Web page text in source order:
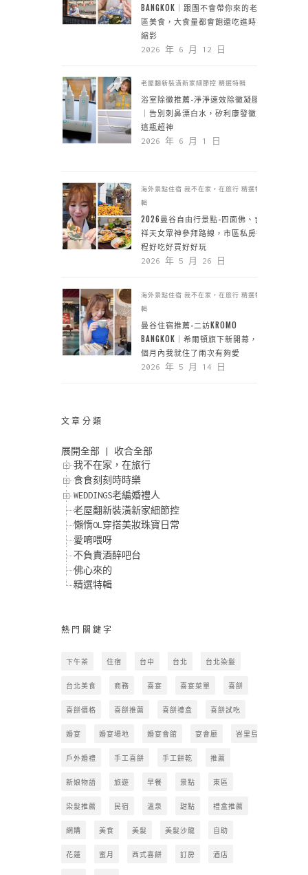
BANGKOK｜跟團不會帶你來的老城
區美食，大食量都會飽還吃進時空
縮影
2026 年 6 月 12 日
老屋翻新裝潢新家細節控 精選特輯
浴室除黴推薦-淨淨速效除黴凝膠
｜告別刺鼻漂白水，矽利康發黴靠
這瓶超神
2026 年 6 月 1 日
海外景點住宿 我不在家，在旅行 精選特
輯
2026曼谷自由行景點-四面佛、吉
祥天女眾神參拜路線，市區私房行
程好吃好買好好玩
2026 年 5 月 26 日
海外景點住宿 我不在家，在旅行 精選特
輯
曼谷住宿推薦-二訪KROMO
BANGKOK｜希爾頓旗下新開幕，一
個月內我就住了兩次有夠愛
2026 年 5 月 14 日
文章分類
展開全部
收合全部
我不在家，在旅行
食食刻刻時時樂
WEDDINGS老編婚禮人
老屋翻新裝潢新家細節控
懶惰OL穿搭美妝珠寶日常
愛唷喂呀
不負責酒醉吧台
佛心來的
精選特輯
熱門關鍵字
下午茶 住宿 台中 台北 台北染髮
台北美食 商務 喜宴 喜宴菜單 喜餅
喜餅價格 喜餅推薦 喜餅禮盒 喜餅試吃
婚宴 婚宴場地 婚宴會館 宴會廳 峇里島
戶外婚禮 手工喜餅 手工餅乾 推薦
新娘物語 旅遊 早餐 景點 東區
染髮推薦 民宿 溫泉 甜點 禮盒推薦
網購 美食 美髮 美髮沙龍 自助
花蓮 蜜月 西式喜餅 訂房 酒店